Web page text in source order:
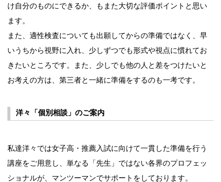
け自分のものにできるか、もまた大切な評価ポイントと思い
ます。
また、適性検査についても出願してからの準備ではなく、早
いうちから視野に入れ、少しずつでも形式や視点に慣れてお
きたいところです。また、少しでも他の人と差をつけたいと
お考えの方は、第三者と一緒に準備をするのも一考です。
洋々「個別相談」のご案内
私達洋々では女子高・推薦入試に向けて一貫した準備を行う
講座をご用意し、単なる「先生」ではない各界のプロフェッ
ショナルが、マンツーマンでサポートをしております。